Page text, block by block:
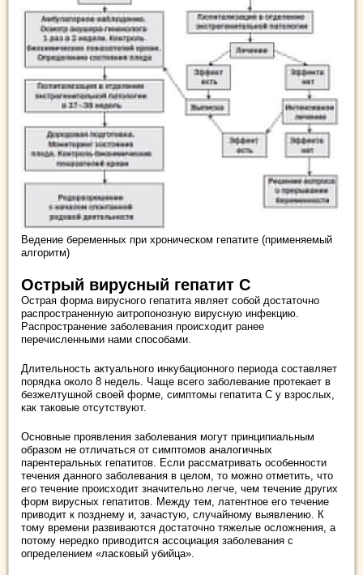
Ведение беременных при хроническом гепатите (применяемый
алгоритм)
Острый вирусный гепатит С
Острая форма вирусного гепатита являет собой достаточно
распространенную аитропонозную вирусную инфекцию.
Распространение заболевания происходит ранее
перечисленными нами способами.
Длительность актуального инкубационного периода составляет
порядка около 8 недель. Чаще всего заболевание протекает в
безжелтушной своей форме, симптомы гепатита С у взрослых,
как таковые отсутствуют.
Основные проявления заболевания могут принципиальным
образом не отличаться от симптомов аналогичных
парентеральных гепатитов. Если рассматривать особенности
течения данного заболевания в целом, то можно отметить, что
его течение происходит значительно легче, чем течение других
форм вирусных гепатитов. Между тем, латентное его течение
приводит к позднему и, зачастую, случайному выявлению. К
тому времени развиваются достаточно тяжелые осложнения, а
потому нередко приводится ассоциация заболевания с
определением «ласковый убийца».